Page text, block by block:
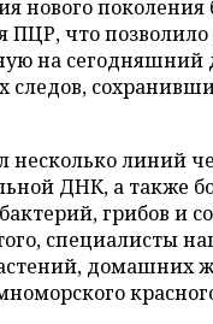
нового поколения
ПЦР, что
на сегодняшний
следов,
несколько линий
ДНК, а также
грибов и
специалисты
домашних